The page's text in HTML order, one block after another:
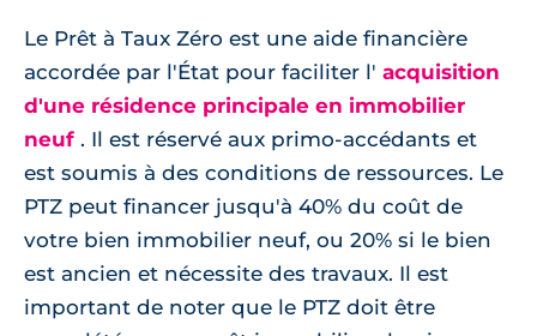
Le Prêt à Taux Zéro est une aide financière
accordée par l'État pour faciliter l' acquisition
d'une résidence principale en immobilier
neuf . Il est réservé aux primo-accédants et
est soumis à des conditions de ressources. Le
PTZ peut financer jusqu'à 40% du coût de
votre bien immobilier neuf, ou 20% si le bien
est ancien et nécessite des travaux. Il est
important de noter que le PTZ doit être